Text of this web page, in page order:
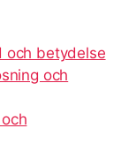
och betydelse
och